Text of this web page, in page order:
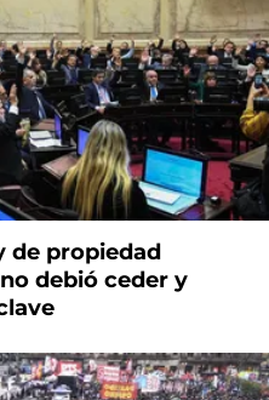
de propiedad
debió ceder y